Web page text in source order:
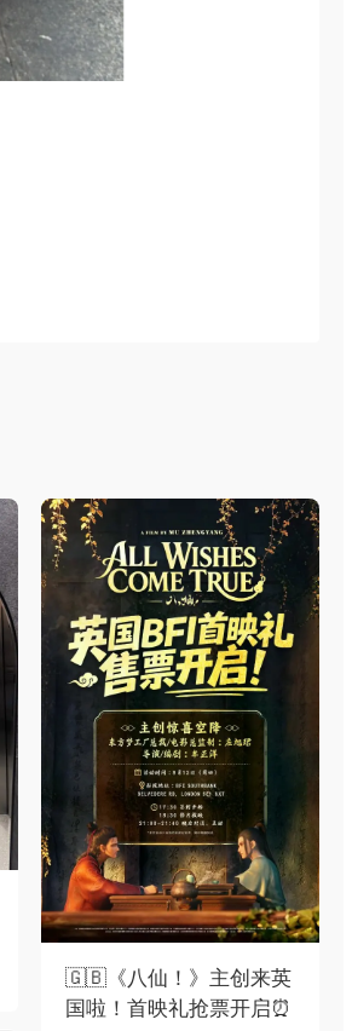
🇬🇧《八仙！》主创来英
国啦！首映礼抢票开启⏰